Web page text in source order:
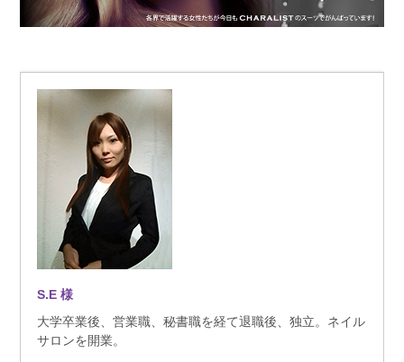
S.E 様
大学卒業後、営業職、秘書職を経て退職後、独立。ネイル
サロンを開業。